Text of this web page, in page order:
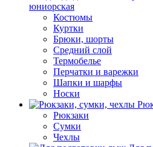
юниорская
Костюмы
Куртки
Брюки, шорты
Средний слой
Термобелье
Перчатки и варежки
Шапки и шарфы
Носки
Рюкзаки
Сумки
Чехлы